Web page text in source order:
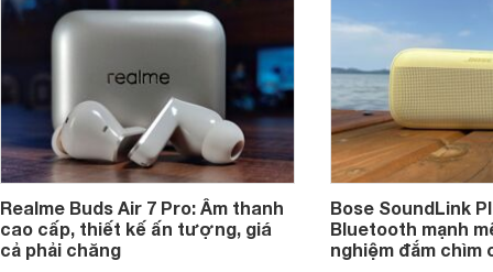
tới đối tượng khách hàng khác nhau.
Realme Buds Air 7 Pro: Âm thanh
cao cấp, thiết kế ấn tượng, giá
cả phải chăng
Bose SoundLink
Bluetooth mạnh
nghiệm đắm chìm